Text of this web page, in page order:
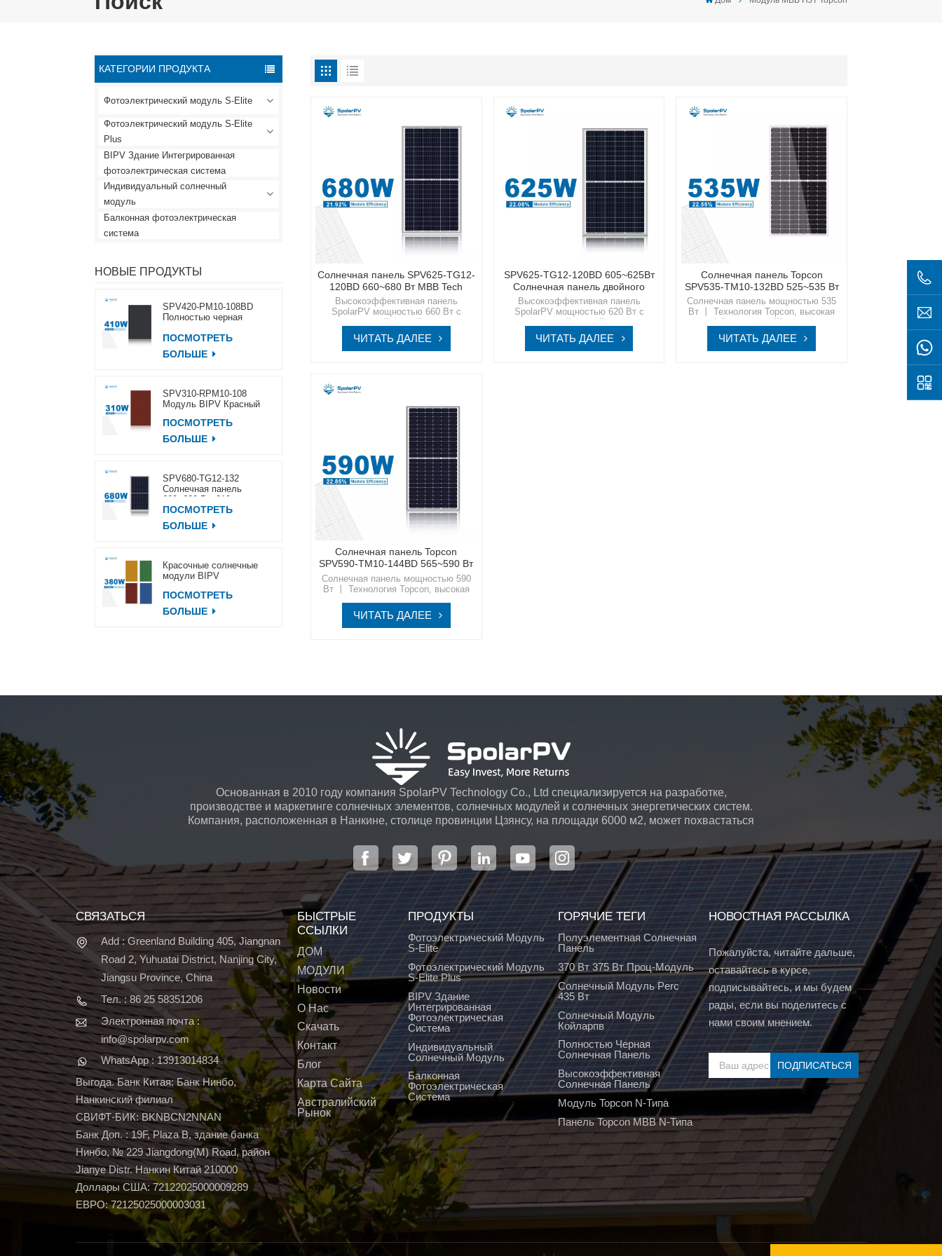
КАТЕГОРИИ ПРОДУКТА
Фотоэлектрический модуль S-Elite
Фотоэлектрический модуль S-Elite
Plus
BIPV Здание Интегрированная
фотоэлектрическая система
Индивидуальный солнечный
модуль
Балконная фотоэлектрическая
система
НОВЫЕ ПРОДУКТЫ
SPV420-PM10-108BD
Полностью черная
400~420 Вт
ПОСМОТРЕТЬ
БОЛЬШЕ
SPV310-RPM10-108
Модуль BIPV Красный
ПОСМОТРЕТЬ
БОЛЬШЕ
SPV680-TG12-132
Солнечная панель
ПОСМОТРЕТЬ
БОЛЬШЕ
Красочные солнечные
модули BIPV
ПОСМОТРЕТЬ
БОЛЬШЕ
Солнечная панель SPV625-TG12-
120BD 660~680 Вт MBB Tech
Высокоэффективная панель
SpolarPV мощностью 660 Вт с
усовершенствованный модуль
Topcon MBB N-типа Используйте
энергию солнца, как никогда раньше,
для обеспечения беспрецедентной
эффективности и надежности.
ЧИТАТЬ ДАЛЕЕ
SPV625-TG12-120BD 605~625Вт
Солнечная панель двойного
поколения
Высокоэффективная панель
SpolarPV мощностью 620 Вт с
усовершенствованный модуль
Topcon MBB N-типа Используйте
энергию солнца, как никогда раньше,
ЧИТАТЬ ДАЛЕЕ
Солнечная панель Topcon
SPV535-TM10-132BD 525~535 Вт
Солнечная панель мощностью 535
Вт 丨 Технология Topcon, высокая
устойчивое будущее вместе со
SpolarPV, вашим надежным
партнером в области
ЧИТАТЬ ДАЛЕЕ
Солнечная панель Topcon
SPV590-TM10-144BD 565~590 Вт
Солнечная панель мощностью 590
Вт 丨 Технология Topcon, высокая
устойчивое будущее вместе со
SpolarPV, вашим надежным
партнером в области
ЧИТАТЬ ДАЛЕЕ
Основанная в 2010 году компания SpolarPV Technology Co., Ltd специализируется на разработке,
производстве и маркетинге солнечных элементов, солнечных модулей и солнечных энергетических систем.
Компания, расположенная в Нанкине, столице провинции Цзянсу, на площади 6000 м2, может похвастаться
СВЯЗАТЬСЯ
Add : Greenland Building 405, Jiangnan
Road 2, Yuhuatai District, Nanjing City,
Jiangsu Province, China
Тел. : 86 25 58351206
Электронная почта :
info@spolarpv.com
WhatsApp : 13913014834
Выгода. Банк Китая: Банк Нинбо,
Нанкинский филиал
СВИФТ-БИК: BKNBCN2NNAN
Банк Доп. : 19F, Plaza B, здание банка
Нинбо, № 229 Jiangdong(M) Road, район
Jianye Distr. Нанкин Китай 210000
Доллары США: 72122025000009289
ЕВРО: 72125025000003031
БЫСТРЫЕ
ССЫЛКИ
ДОМ
МОДУЛИ
Новости
О Нас
Скачать
Контакт
Блог
Карта Сайта
Австралийский
Рынок
ПРОДУКТЫ
Фотоэлектрический Модуль
S-Elite
Фотоэлектрический Модуль
S-Elite Plus
BIPV Здание
Интегрированная
Фотоэлектрическая
Система
Индивидуальный
Солнечный Модуль
Балконная
Фотоэлектрическая
Система
ГОРЯЧИЕ ТЕГИ
Полуэлементная Солнечная
Панель
370 Вт 375 Вт Проц-Модуль
Солнечный Модуль Perc
435 Вт
Солнечный Модуль
Койларпв
Полностью Черная
Солнечная Панель
Высокоэффективная
Солнечная Панель
Модуль Topcon N-Типа
Панель Topcon MBB N-Типа
НОВОСТНАЯ РАССЫЛКА
Пожалуйста, читайте дальше,
оставайтесь в курсе,
подписывайтесь, и мы будем
рады, если вы поделитесь с
нами своим мнением.